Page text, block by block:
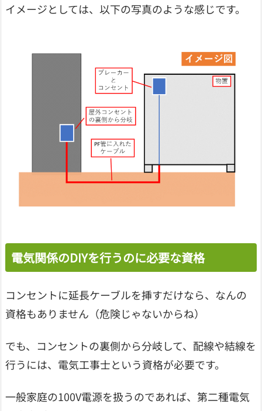
イメージとしては、以下の写真のような感じです。
電気関係のDIYを行うのに必要な資格
コンセントに延長ケーブルを挿すだけなら、なんの
資格もありません（危険じゃないからね）
でも、コンセントの裏側から分岐して、配線や結線を
行うには、電気工事士という資格が必要です。
一般家庭の100V電源を扱うのであれば、第二種電気